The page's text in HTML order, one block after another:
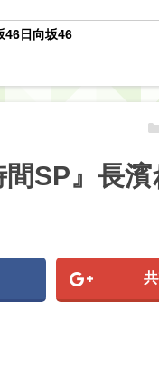
46日向坂46
SP』長